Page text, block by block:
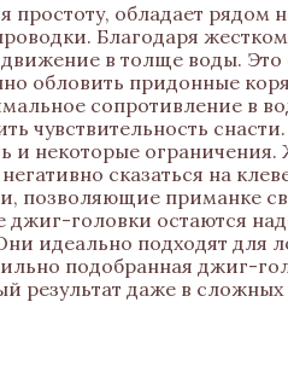
простоту, обладает рядом
Благодаря
в толще воды.
обловить придонные
сопротивление в
чувствительность
и некоторые ограничения.
сказаться на
позволяющие приманке
джиг-головки остаются
идеально подходят для
подобранная джиг-
результат даже в сложных